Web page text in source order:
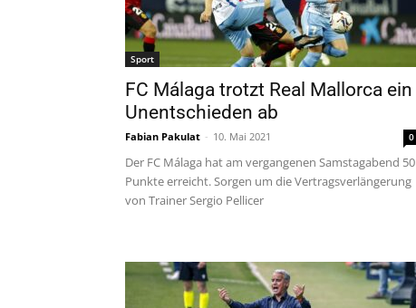
Sport
FC Málaga trotzt Real Mallorca ein
Unentschieden ab
Fabian Pakulat - 10. Mai 2021 0
Der FC Málaga hat am vergangenen Samstagabend 50
Punkte erreicht. Sorgen um die Vertragsverlängerung
von Trainer Sergio Pellicer